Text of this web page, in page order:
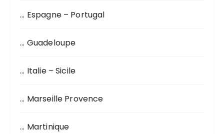
… Espagne – Portugal
… Guadeloupe
… Italie – Sicile
… Marseille Provence
… Martinique